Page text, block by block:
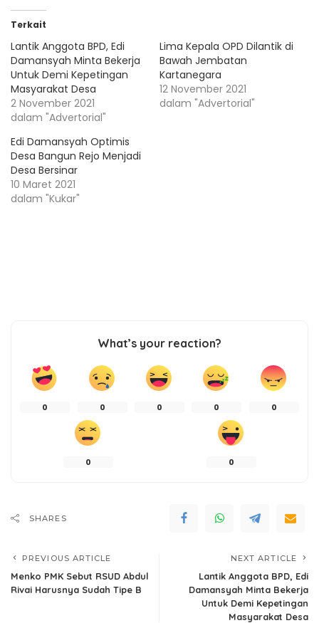
Terkait
Lantik Anggota BPD, Edi
Damansyah Minta Bekerja
Untuk Demi Kepetingan
Masyarakat Desa
2 November 2021
dalam "Advertorial"
Lima Kepala OPD Dilantik di
Bawah Jembatan
Kartanegara
12 November 2021
dalam "Advertorial"
Edi Damansyah Optimis
Desa Bangun Rejo Menjadi
Desa Bersinar
10 Maret 2021
dalam "Kukar"
What’s your reaction?
0 0 0 0 0
0 0
SHARES
PREVIOUS ARTICLE
Menko PMK Sebut RSUD Abdul
Rivai Harusnya Sudah Tipe B
NEXT ARTICLE
Lantik Anggota BPD, Edi
Damansyah Minta Bekerja
Untuk Demi Kepetingan
Masyarakat Desa